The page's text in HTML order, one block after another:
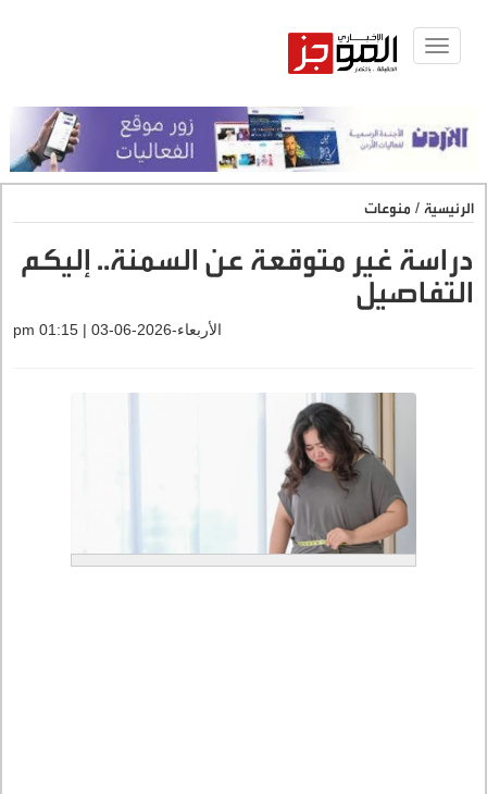
Toggle
الرئيسية / منوعات
دراسة غير متوقعة عن السمنة.. إليكم
التفاصيل
الأربعاء-2026-06-03 | 01:15 pm